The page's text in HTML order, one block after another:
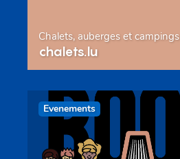
Chalets, auberges et campings
chalets.lu
Evenements